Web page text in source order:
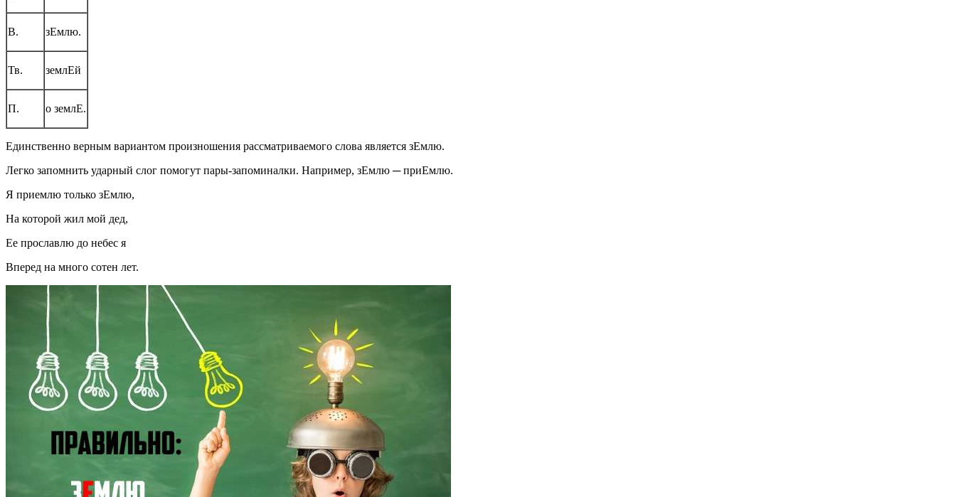
В. зЕмлю.
Тв. землЕй
П. о землЕ.
Единственно верным вариантом произношения рассматриваемого слова является зЕмлю.
Легко запомнить ударный слог помогут пары-запоминалки. Например, зЕмлю ─ приЕмлю.
Я приемлю только зЕмлю,
На которой жил мой дед,
Ее прославлю до небес я
Вперед на много сотен лет.